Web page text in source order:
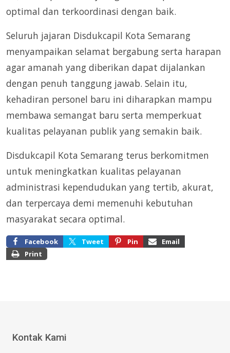
optimal dan terkoordinasi dengan baik.
Seluruh jajaran Disdukcapil Kota Semarang
menyampaikan selamat bergabung serta harapan
agar amanah yang diberikan dapat dijalankan
dengan penuh tanggung jawab. Selain itu,
kehadiran personel baru ini diharapkan mampu
membawa semangat baru serta memperkuat
kualitas pelayanan publik yang semakin baik.
Disdukcapil Kota Semarang terus berkomitmen
untuk meningkatkan kualitas pelayanan
administrasi kependudukan yang tertib, akurat,
dan terpercaya demi memenuhi kebutuhan
masyarakat secara optimal.
Facebook Tweet Pin
Email
Print
Kontak Kami